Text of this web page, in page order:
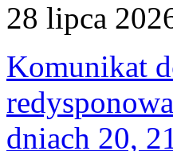
28 lipca
Komunikat
dniach 20,